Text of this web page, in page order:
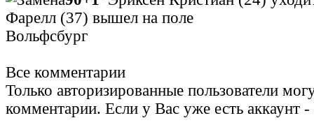
Фарелл (37) вышел на поле
Вольфсбург
Все комментарии
Только авторизированные пользователи
комментарии. Если у Вас уже есть аккаунт -